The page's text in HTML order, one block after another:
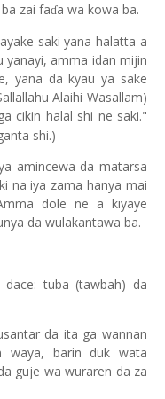
zai faɗa wa kowa ba.
saki yana halatta a
yanayi, amma idan mijin
yana da kyau ya sake
Alaihi Wasallam)
cikin halal shi ne saki."
shi.)
amincewa da matarsa
na iya zama hanya mai
dole ne a kiyaye
da wulakantawa ba.
tuba (tawbah) da
da ita ga wannan
waya, barin duk wata
guje wa wuraren da za